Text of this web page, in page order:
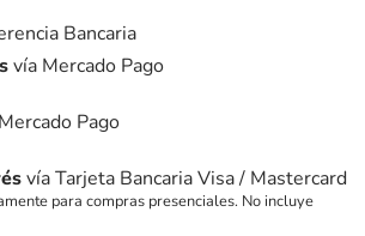
Bancaria
vía Mercado Pago
Pago
vía Tarjeta Bancaria Visa / Mastercard
para compras presenciales. No incluye